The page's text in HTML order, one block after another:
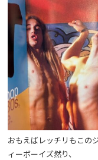
おもえばレッチリもこの
ィーボーイズ然り、